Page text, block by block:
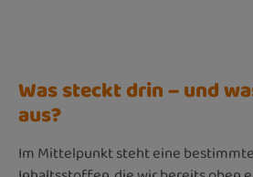
Was steckt drin – und
aus?
Im Mittelpunkt steht eine